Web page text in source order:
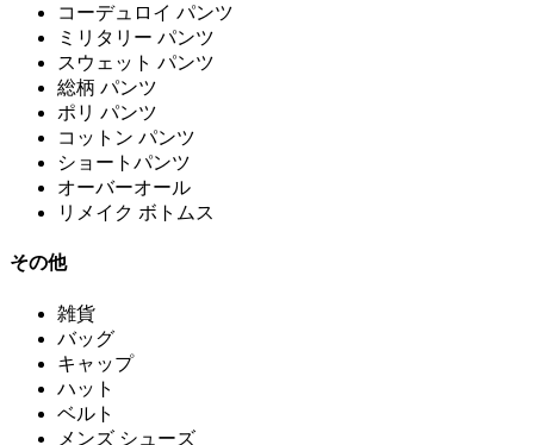
コーデュロイ パンツ
ミリタリー パンツ
スウェット パンツ
総柄 パンツ
ポリ パンツ
コットン パンツ
ショートパンツ
オーバーオール
リメイク ボトムス
その他
雑貨
バッグ
キャップ
ハット
ベルト
メンズ シューズ